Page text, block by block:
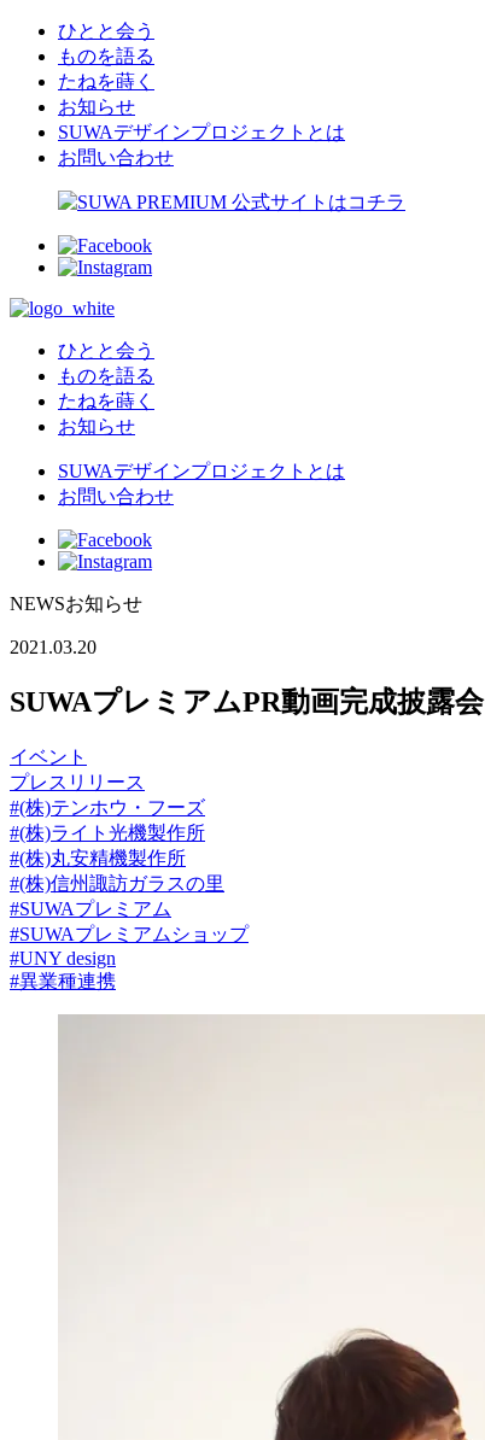
ひとと会う
ものを語る
たねを蒔く
お知らせ
SUWAデザインプロジェクトとは
お問い合わせ
ひとと会う
ものを語る
たねを蒔く
お知らせ
SUWAデザインプロジェクトとは
お問い合わせ
NEWSお知らせ
2021.03.20
SUWAプレミアムPR動画完成披露会
イベント
プレスリリース
#(株)テンホウ・フーズ
#(株)ライト光機製作所
#(株)丸安精機製作所
#(株)信州諏訪ガラスの里
#SUWAプレミアム
#SUWAプレミアムショップ
#UNY design
#異業種連携